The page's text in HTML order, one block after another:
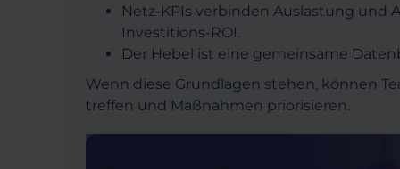
Netz-KPIs verbinden Auslastung und
Investitions-ROI.
Der Hebel ist eine gemeinsame
Wenn diese Grundlagen stehen, können
treffen und Maßnahmen priorisieren.